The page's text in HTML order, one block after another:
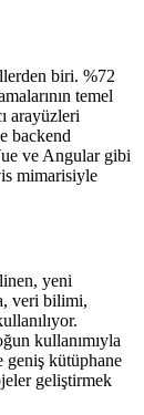
biri. %72
temel
arayüzleri
backend
ve Angular gibi
mimarisiyle
yeni
veri bilimi,
kullanımıyla
geniş kütüphane
geliştirmek